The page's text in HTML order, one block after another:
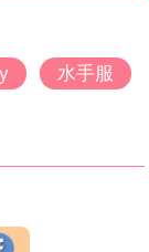
水手服